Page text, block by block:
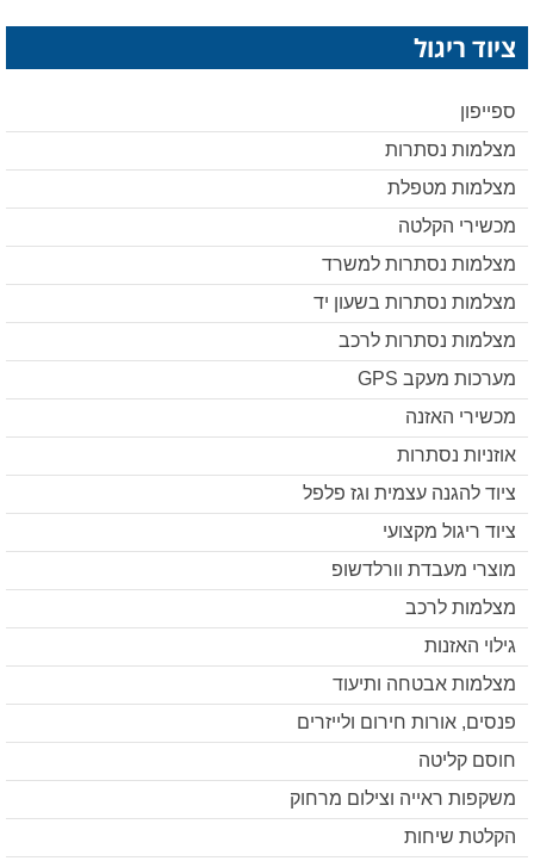
ציוד ריגול
ספייפון
מצלמות נסתרות
מצלמות מטפלת
מכשירי הקלטה
מצלמות נסתרות למשרד
מצלמות נסתרות בשעון יד
מצלמות נסתרות לרכב
מערכות מעקב GPS
מכשירי האזנה
אוזניות נסתרות
ציוד להגנה עצמית וגז פלפל
ציוד ריגול מקצועי
מוצרי מעבדת וורלדשופ
מצלמות לרכב
גילוי האזנות
מצלמות אבטחה ותיעוד
פנסים, אורות חירום ולייזרים
חוסם קליטה
משקפות ראייה וצילום מרחוק
הקלטת שיחות